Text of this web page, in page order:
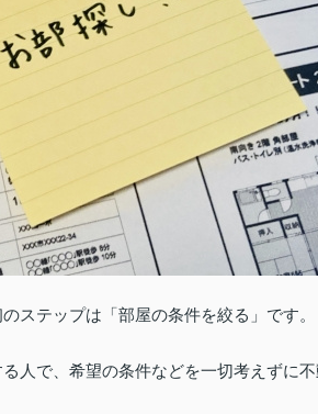
ステップは「部屋の条件を絞る」です。
人で、希望の条件などを一切考えずに